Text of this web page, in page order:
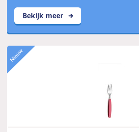
Bekijk meer